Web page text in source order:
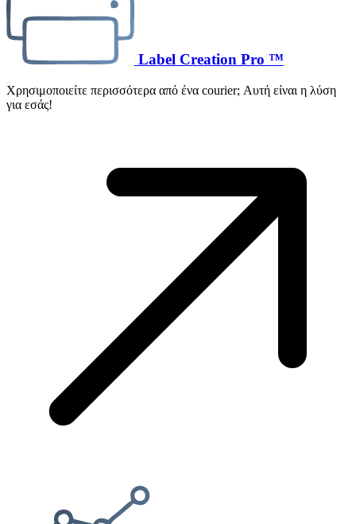
Label Creation Pro ™
Χρησιμοποιείτε περισσότερα από ένα courier; Αυτή είναι η λύση
για εσάς!